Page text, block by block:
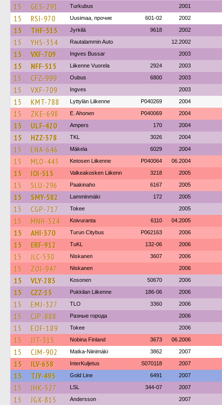
15 GES-291 Turkubus 2001
15 RSI-970 Uusimaa, прочие 601-02 2002
15 THF-515 Jyrkilä 9618 2002
15 YHS-354 Rautalammin Auto 12.2002
15 VXF-709 Ingves Bussar 2003
15 NFF-515 Liikenne Vuorela 2924 2003
15 CFZ-999 Oubus 6800 2003
15 VXF-709 Ingves 2003
15 KMT-788 Lyttylän Liikenne P040269 2004
15 ZKE-698 E. Ahonen P040069 2004
15 ULF-420 Ampers 170 2004
15 HZZ-378 TKL 3026 2004
15 ENA-646 Mäkela 6029 2004
15 MLO-445 Ketosen Liikenne P040064 06.2004
15 IOI-515 Valkeakosken Liikenn 3218 2005
15 SLU-296 Paakinaho 6167 2005
15 SMY-582 Lamminmäki 172 2005
15 CGP-717 Tokee 2005
15 MNH-524 Koivuranta 6110 04.2005
15 AHI-370 Turun Citybus P062163 2006
15 ERF-912 TuKL 132-06 2006
15 JLC-530 Niskanen 3607 2006
15 ZOI-947 Niskanen 2006
15 VLY-283 Kosonen 50670 2006
15 CZZ-15 Pukkilan Liikenne 186-06 2006
15 EMJ-327 TLO 3360 2006
15 CJP-888 Разные города 2006
15 EOF-189 Tokee 2006
15 JJT-315 Nobina Finland 3673 06.2006
15 CJM-902 Matka-Niinimäki 3862 2007
15 ILV-658 InterKuljetus S070118 2007
15 TJY-495 Gold Line 6491 2007
15 JHK-527 LSL 344-07 2007
15 JGX-815 Andersson 2007